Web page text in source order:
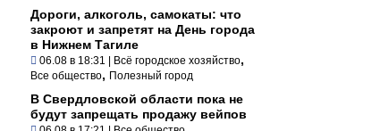
Дороги, алкоголь, самокаты: что
закроют и запретят на День города
в Нижнем Тагиле
06.08 в 18:31 | Всё городское хозяйство,
Все общество, Полезный город
В Свердловской области пока не
будут запрещать продажу вейпов